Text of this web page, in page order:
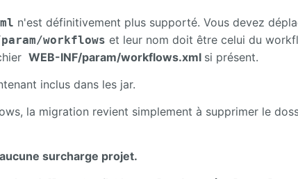
n'est définitivement plus supporté. Vous devez
param/workflows et leur nom doit être celui du
WEB-INF/param/workflows.xml si présent.
inclus dans les jar.
la migration revient simplement à supprimer le
surcharge projet.